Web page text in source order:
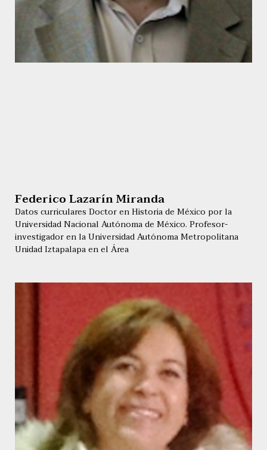
Federico Lazarín Miranda
Datos curriculares Doctor en Historia de México por la
Universidad Nacional Autónoma de México. Profesor-
investigador en la Universidad Autónoma Metropolitana
Unidad Iztapalapa en el Área